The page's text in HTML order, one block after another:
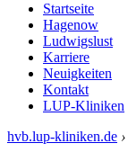
Startseite
Hagenow
Ludwigslust
Karriere
Neuigkeiten
Kontakt
LUP-Kliniken
hvb.lup-kliniken.de ›